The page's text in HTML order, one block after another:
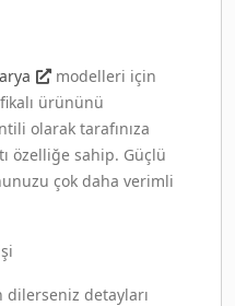
modelleri için
ürününü
olarak tarafınıza
özelliğe sahip. Güçlü
çok daha verimli
detayları